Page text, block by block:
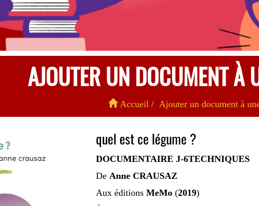
AJOUTER UN DOCUMENT À
Accueil Ajouter un document à
quel est ce légume ?
DOCUMENTAIRE J-6TECHNIQUES
De Anne CRAUSAZ
Aux éditions MeMo(2019)